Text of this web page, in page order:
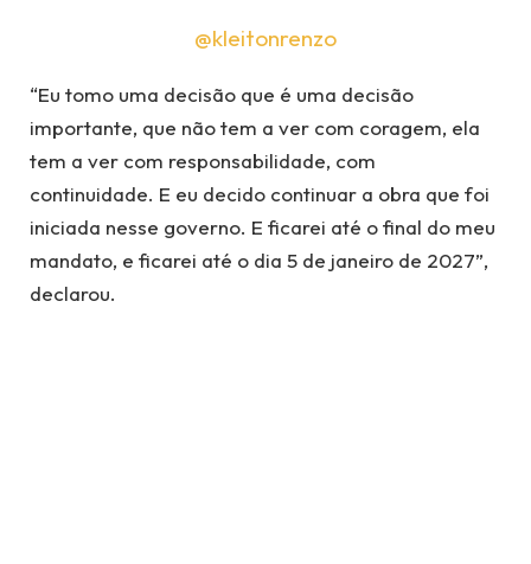
@kleitonrenzo
“Eu tomo uma decisão que é uma decisão
importante, que não tem a ver com coragem, ela
tem a ver com responsabilidade, com
continuidade. E eu decido continuar a obra que foi
iniciada nesse governo. E ficarei até o final do meu
mandato, e ficarei até o dia 5 de janeiro de 2027”,
declarou.